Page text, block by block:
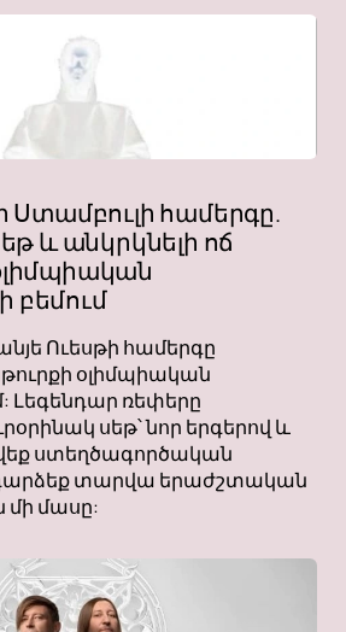
Ստամբուլի համերգը.
և անկրկնելի ոճ
բեմում
Ուեսթի համերգը
օլիմպիական
ռեփերը
սեթ՝ նոր երգերով և
ստեղծագործական
տարվա երաժշտական
մի մասը: